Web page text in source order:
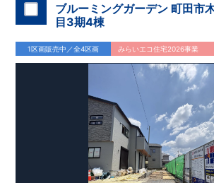
ブルーミングガーデン 町田市
目3期4棟
1区画販売中／全4区画 みらいエコ住宅2026事業